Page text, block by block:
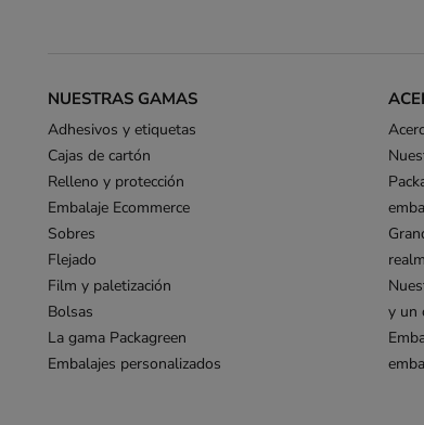
NUESTRAS GAMAS
Adhesivos y etiquetas
Cajas de cartón
Relleno y protección
Embalaje Ecommerce
Sobres
Flejado
Film y paletización
Bolsas
La gama Packagreen
Embalajes personalizados
y un